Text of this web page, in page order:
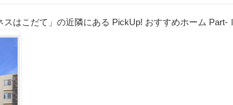
はこだて」の近隣にある PickUp! おすすめホーム Part-Ⅰ